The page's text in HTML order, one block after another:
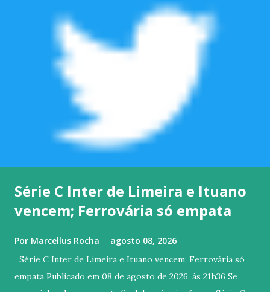
Série C Inter de Limeira e Ituano
vencem; Ferrovária só empata
Por Marcellus Rocha agosto 08, 2026
Série C Inter de Limeira e Ituano vencem; Ferrovária só
empata Publicado em 08 de agosto de 2026, às 21h36 Se